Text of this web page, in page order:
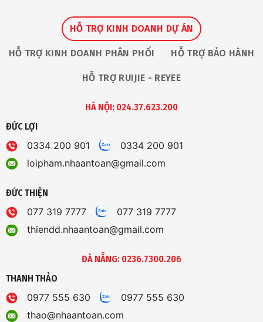
HỖ TRỢ KINH DOANH DỰ ÁN
HỖ TRỢ KINH DOANH PHÂN PHỐI HỖ TRỢ BẢO HÀNH
HỖ TRỢ RUIJIE - REYEE
HÀ NỘI: 024.37.623.200
ĐỨC LỢI
0334 200 901
0334 200 901
loipham.nhaantoan@gmail.com
ĐỨC THIỆN
077 319 7777
077 319 7777
thiendd.nhaantoan@gmail.com
ĐÀ NẴNG: 0236.7300.206
THANH THẢO
0977 555 630
0977 555 630
thao@nhaantoan.com